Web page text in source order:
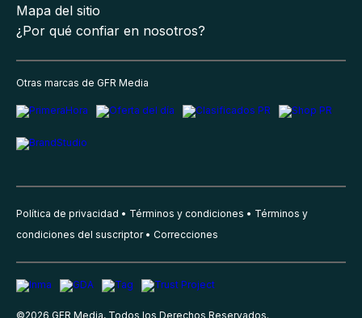
Mapa del sitio
¿Por qué confiar en nosotros?
Otras marcas de GFR Media
Política de privacidad Términos y condiciones
Términos y
condiciones del suscriptor
Correcciones
©2026 GFR Media, Todos los Derechos Reservados.